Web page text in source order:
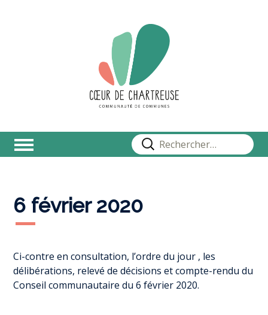
Rechercher :
6 février 2020
Ci-contre en consultation, l’ordre du jour , les
délibérations, relevé de décisions et compte-rendu du
Conseil communautaire du 6 février 2020.